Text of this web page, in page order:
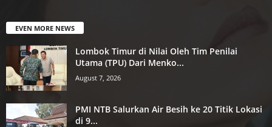
EVEN MORE NEWS
Lombok Timur di Nilai Oleh Tim Penilai
Utama (TPU) Dari Menko...
August 7, 2026
PMI NTB Salurkan Air Besih ke 20 Titik Lokasi
di 9...